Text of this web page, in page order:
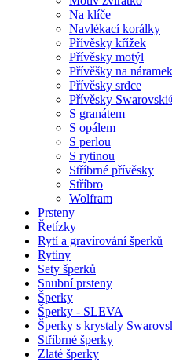
Na klíče
Navlékací korálky
Přívěsky křížek
Přívěsky motýl
Přívěšky na náramek
Přívěsky srdce
Přívěsky
S granátem
S opálem
S perlou
S rytinou
Stříbrné přívěsky
Stříbro
Wolfram
Prsteny
Řetízky
Rytí a gravírování šperků
Rytiny
Sety šperků
Snubní prsteny
Šperky
Šperky - SLEVA
Šperky s krystaly
Stříbrné šperky
Zlaté šperky